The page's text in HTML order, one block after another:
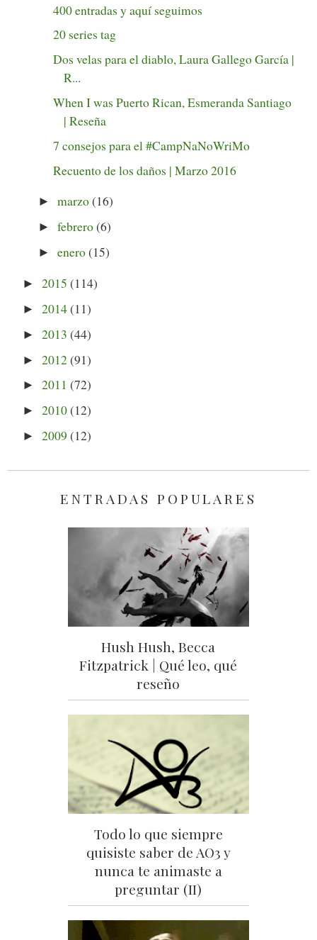
400 entradas y aquí seguimos
20 series tag
Dos velas para el diablo, Laura Gallego García |
R...
When I was Puerto Rican, Esmeranda Santiago
| Reseña
7 consejos para el #CampNaNoWriMo
Recuento de los daños | Marzo 2016
► marzo(16)
► febrero(6)
► enero(15)
►2015 (114)
►2014(11)
►2013 (44)
►2012(91)
►2011 (72)
►2010(12)
►2009 (12)
ENTRADAS POPULARES
Hush Hush, Becca
Fitzpatrick | Qué leo, qué
reseño
Todo lo que siempre
quisiste saber de AO3 y
nunca te animaste a
preguntar (II)